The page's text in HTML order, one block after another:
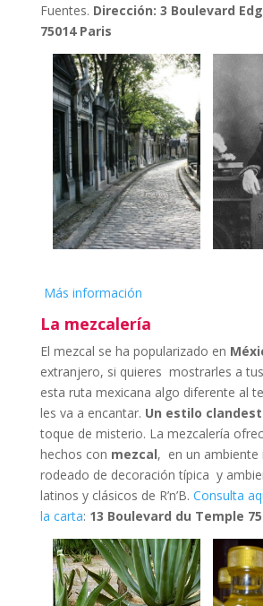
Fuentes. Dirección: 3 Boulevard
75014 Paris
Más información
La mezcalería
El mezcal se ha popularizado en
extranjero, si quieres mostrarles a
esta ruta mexicana algo diferente al
les va a encantar. Un estilo
toque de misterio. La mezcalería
hechos con mezcal, en un ambiente
rodeado de decoración típica y
latinos y clásicos de R’n’B. Consulta
la carta: 13 Boulevard du Temple